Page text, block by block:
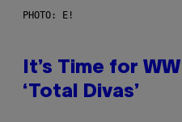
PHOTO: E!
It’s Time for
‘Total Divas’